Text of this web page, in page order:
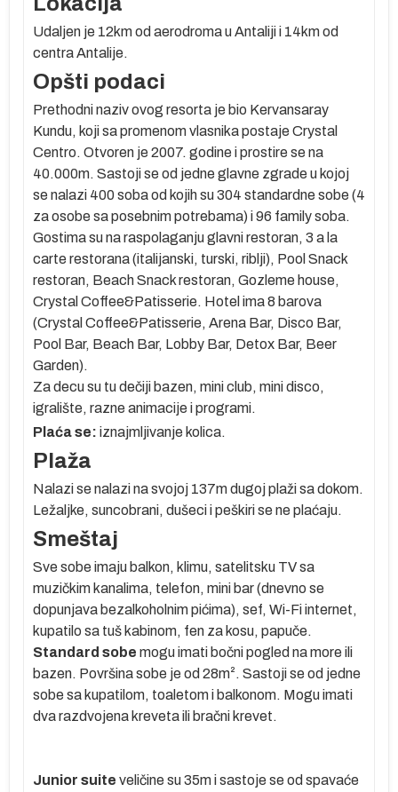
Udaljen je 12km od aerodroma u Antaliji i 14km od
centra Antalije.
Opšti podaci
Prethodni naziv ovog resorta je bio Kervansaray
Kundu, koji sa promenom vlasnika postaje Crystal
Centro. Otvoren je 2007. godine i prostire se na
40.000m. Sastoji se od jedne glavne zgrade u kojoj
se nalazi 400 soba od kojih su 304 standardne sobe (4
za osobe sa posebnim potrebama) i 96 family soba.
Gostima su na raspolaganju glavni restoran, 3 a la
carte restorana (italijanski, turski, riblji), Pool Snack
restoran, Beach Snack restoran, Gozleme house,
Crystal Coffee&Patisserie. Hotel ima 8 barova
(Crystal Coffee&Patisserie, Arena Bar, Disco Bar,
Pool Bar, Beach Bar, Lobby Bar, Detox Bar, Beer
Garden).
Za decu su tu dečiji bazen, mini club, mini disco,
igralište, razne animacije i programi.
Plaća se: iznajmljivanje kolica.
Plaža
Nalazise nalazi na svojoj 137m dugoj plaži sa dokom.
Ležaljke, suncobrani, dušeci i peškiri se ne plaćaju.
Smeštaj
Sve sobe imaju balkon, klimu, satelitsku TV sa
muzičkim kanalima, telefon, mini bar (dnevno se
dopunjava bezalkoholnim pićima), sef, Wi-Fi internet,
kupatilo sa tuš kabinom, fen za kosu, papuče.
Standard sobe mogu imati bočni pogled na more ili
bazen. Površina sobe je od 28m². Sastoji se od jedne
sobe sa kupatilom, toaletom i balkonom. Mogu imati
dva razdvojena kreveta ili bračni krevet.
Junior suite veličine su 35m i sastoje se od spavaće